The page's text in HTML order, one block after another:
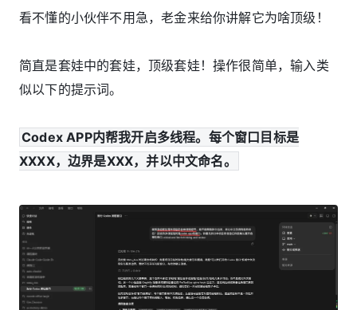
看不懂的小伙伴不用急，老金来给你讲解它为啥顶级！
简直是套娃中的套娃，顶级套娃！操作很简单，输入类
似以下的提示词。
Codex APP内帮我开启多线程。每个窗口目标是
XXXX，边界是XXX，并以中文命名。